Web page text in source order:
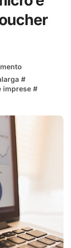
#
imprese #